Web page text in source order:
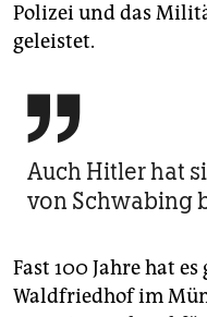
Polizei und das
geleistet.

Auch Hitler hat
von Schwabing
Fast 100 Jahre hat
Waldfriedhof im